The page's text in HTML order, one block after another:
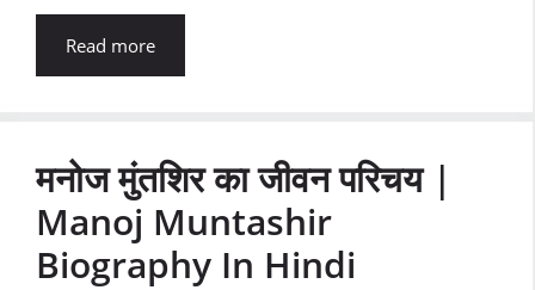
Read more
मनोज मुंतशिर का जीवन परिचय |
Manoj Muntashir
Biography In Hindi